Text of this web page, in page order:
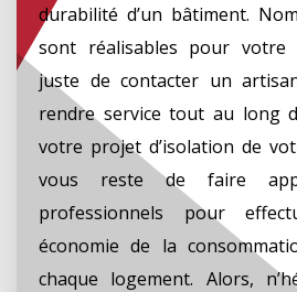
durabilité d’un bâtiment.
sont réalisables pour votre
juste de contacter un
rendre service tout au long
votre projet d’isolation de
vous reste de faire
professionnels pour
économie de la
chaque logement. Alors,